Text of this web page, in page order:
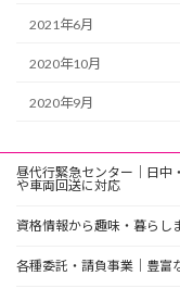
2021年6月
2020年10月
2020年9月
昼代行緊急センター｜日中
や車両回送に対応
資格情報から趣味・暮らし
各種委託・請負事業｜豊富